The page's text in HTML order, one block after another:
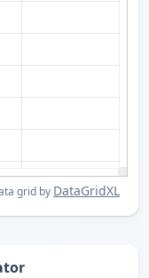
grid by DataGridXL